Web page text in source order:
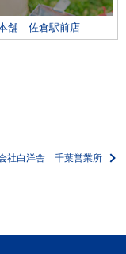
舗 佐倉駅前店
社白洋舎 千葉営業所